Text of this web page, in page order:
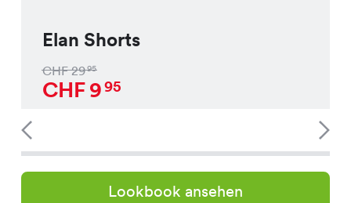
Elan Shorts
CHF2995
CHF995
Lookbook ansehen